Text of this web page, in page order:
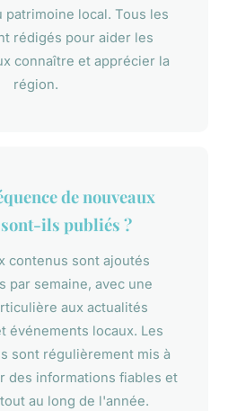
patrimoine local. Tous les
rédigés pour aider les
connaître et apprécier la
région.
de nouveaux
ils publiés ?
contenus sont ajoutés
par semaine, avec une
aux actualités
événements locaux. Les
sont régulièrement mis à
des informations fiables et
au long de l'année.